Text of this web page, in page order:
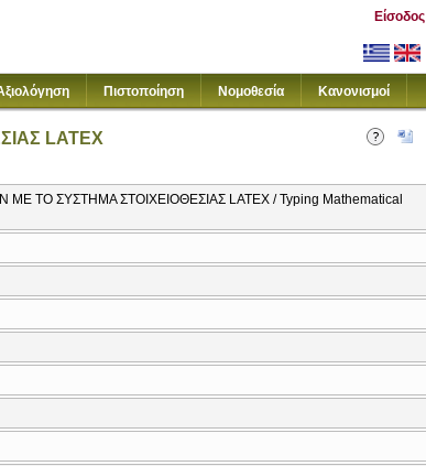
Είσοδος
Πιστοποίηση Νομοθεσία Κανονισμοί
LATEX
ΤΟ ΣΥΣΤΗΜΑ ΣΤΟΙΧΕΙΟΘΕΣΙΑΣ LATEX / Typing Mathematical